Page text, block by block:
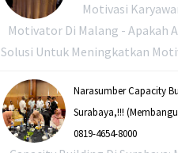
Motivasi
Motivator Di Malang - Apakah
Solusi Untuk Meningkatkan
Narasumber Capacity
Surabaya,!!!
0819-4654-8000